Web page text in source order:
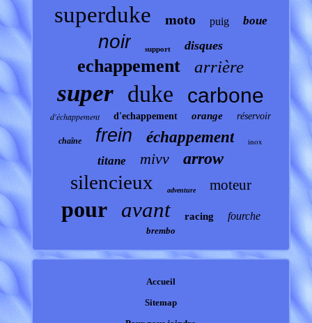
superduke moto puig boue
noir support disques
echappement arrière
super duke carbone
d'échappement d'echappement orange réservoir
chaîne frein échappement inox
titane mivv arrow
silencieux adventure moteur
pour avant racing fourche
brembo
Accueil
Sitemap